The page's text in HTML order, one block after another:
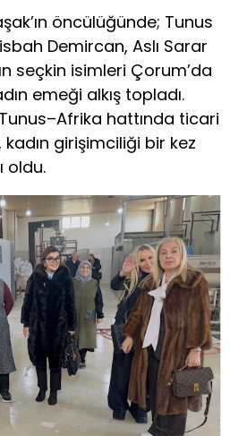
öncülüğünde; Tunus
Demircan, Aslı Sarar
seçkin isimleri Çorum’da
emeği alkış topladı.
hattında ticari
girişimciliği bir kez
oldu.